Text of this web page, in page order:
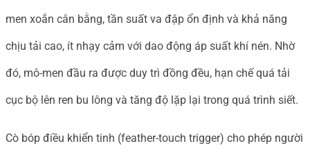
men xoắn cân bằng, tần suất va đập ổn định và khả năng
chịu tải cao, ít nhạy cảm với dao động áp suất khí nén. Nhờ
đó, mô-men đầu ra được duy trì đồng đều, hạn chế quá tải
cục bộ lên ren bu lông và tăng độ lặp lại trong quá trình siết.
Cò bóp điều khiển tinh (feather-touch trigger) cho phép người